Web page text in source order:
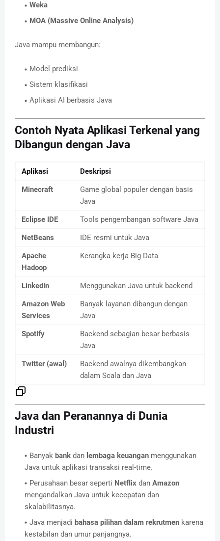
Weka
MOA (Massive Online Analysis)
Java mampu membangun:
Model prediksi
Sistem klasifikasi
Aplikasi AI berbasis Java
Contoh Nyata Aplikasi Terkenal yang
Dibangun dengan Java
Aplikasi Deskripsi
Minecraft
Game global populer dengan basis
Java
Eclipse IDE Tools pengembangan software Java
NetBeans IDE resmi untuk Java
Apache
Hadoop
Kerangka kerja Big Data
LinkedIn Menggunakan Java untuk backend
Amazon Web
Services
Banyak layanan dibangun dengan
Java
Spotify
Backend sebagian besar berbasis
Java
Twitter (awal)
Backend awalnya dikembangkan
dalam Scala dan Java
Java dan Peranannya di Dunia
Industri
Banyak bank dan lembaga keuangan menggunakan
Java untuk aplikasi transaksi real-time.
Perusahaan besar seperti Netflix dan Amazon
mengandalkan Java untuk kecepatan dan
skalabilitasnya.
Java menjadi bahasa pilihan dalam rekrutmen karena
kestabilan dan umur panjangnya.